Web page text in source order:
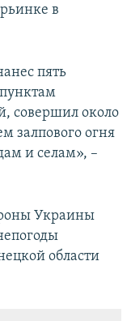
в
пять
совершил около
залпового огня
и селам», –
Украины
области